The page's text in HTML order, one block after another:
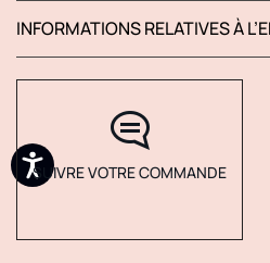
INFORMATIONS RELATIVES À
SUIVRE VOTRE COMMANDE